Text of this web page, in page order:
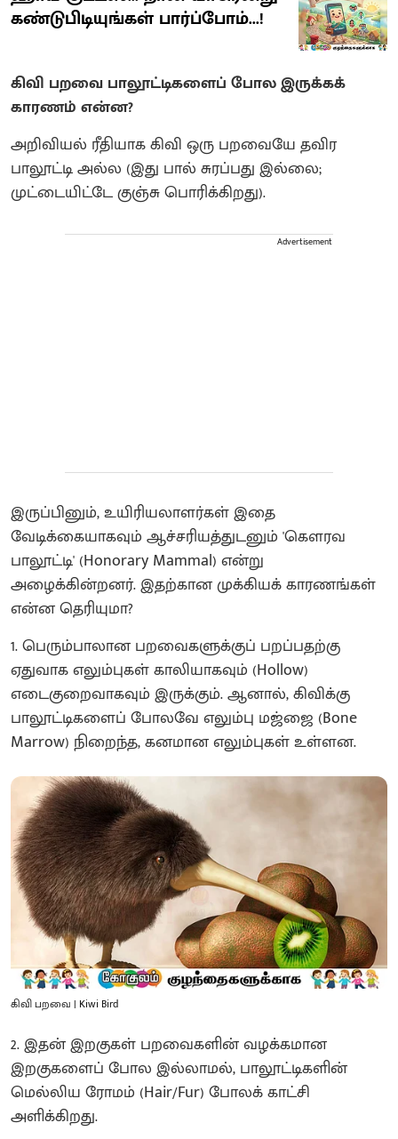
கண்டுபிடியுங்கள் பார்ப்போம்...!
கிவி பறவை பாலூட்டிகளைப் போல இருக்கக்
காரணம் என்ன?
அறிவியல் ரீதியாக கிவி ஒரு பறவையே தவிர
பாலூட்டி அல்ல (இது பால் சுரப்பது இல்லை;
முட்டையிட்டே குஞ்சு பொரிக்கிறது).
Advertisement
இருப்பினும், உயிரியலாளர்கள் இதை
வேடிக்கையாகவும் ஆச்சரியத்துடனும் 'கௌரவ
பாலூட்டி' (Honorary Mammal) என்று
அழைக்கின்றனர். இதற்கான முக்கியக் காரணங்கள்
என்ன தெரியுமா?
1. பெரும்பாலான பறவைகளுக்குப் பறப்பதற்கு
ஏதுவாக எலும்புகள் காலியாகவும் (Hollow)
எடைகுறைவாகவும் இருக்கும். ஆனால், கிவிக்கு
பாலூட்டிகளைப் போலவே எலும்பு மஜ்ஜை (Bone
Marrow) நிறைந்த, கனமான எலும்புகள் உள்ளன.
கிவி பறவை | Kiwi Bird
2. இதன் இறகுகள் பறவைகளின் வழக்கமான
இறகுகளைப் போல இல்லாமல், பாலூட்டிகளின்
மெல்லிய ரோமம் (Hair/Fur) போலக் காட்சி
அளிக்கிறது.